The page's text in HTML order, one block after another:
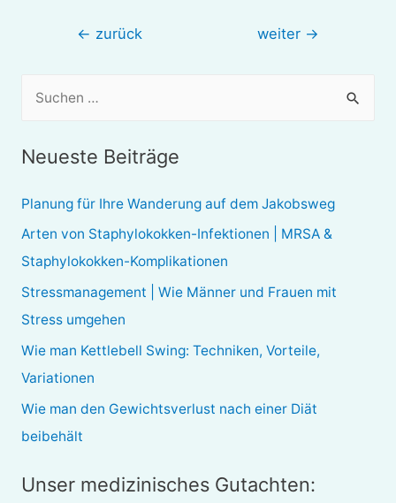
Beitragsnavigation
← zurück weiter →
e
n
n
Neueste Beiträge
Planung für Ihre Wanderung auf dem Jakobsweg
Arten von Staphylokokken-Infektionen | MRSA &
Staphylokokken-Komplikationen
Stressmanagement | Wie Männer und Frauen mit
Stress umgehen
Wie man Kettlebell Swing: Techniken, Vorteile,
Variationen
Wie man den Gewichtsverlust nach einer Diät
beibehält
Unser medizinisches Gutachten: